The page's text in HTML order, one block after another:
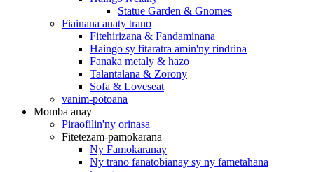
Statue Garden & Gnomes
Fiainana anaty trano
Fitehirizana & Fandaminana
Haingo sy fitaratra amin'ny rindrina
Fanaka metaly & hazo
Talantalana & Zorony
Sofa & Loveseat
vanim-potoana
Momba anay
Piraofilin'ny orinasa
Fitetezam-pamokarana
Ny Famokaranay
Ny trano fanatobianay sy ny fametahana